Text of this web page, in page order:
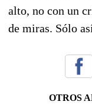
alto, no con un
de miras. Sólo
OTROS